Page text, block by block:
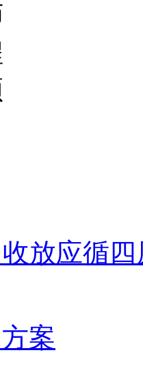
放应循四
案